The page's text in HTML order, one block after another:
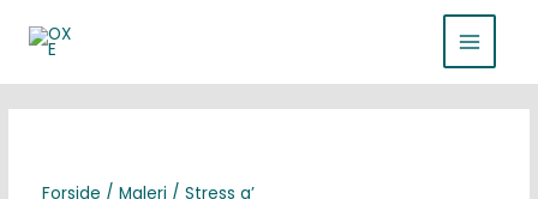
indholdet
MAIN
MENU
Forside / Maleri / Stress a’